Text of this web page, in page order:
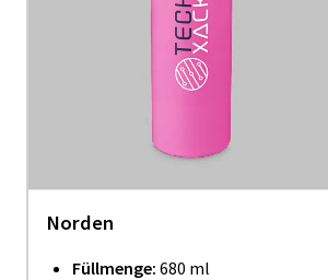
Norden
Füllmenge: 680 ml